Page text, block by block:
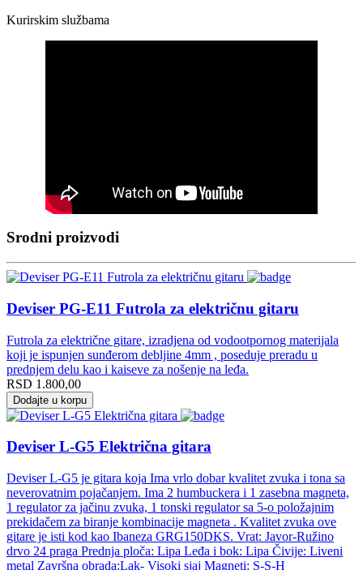
Kurirskim službama
Srodni proizvodi
Deviser PG-E11 Futrola za električnu gitaru
Futrola za električne gitare, izradjena od vodootpornog materijala
koji je ispunjen sunđerom debljine 4mm , poseduje preradu u
prednjem delu kao i kaiseve za nošenje na leđa.
RSD 1.800,00
Dodajte u korpu
Deviser L-G5 Električna gitara
Deviser L-G5 je gitara koja Ima vrlo dobar kvalitet zvuka i tona sa
neverovatnim pojačanjem. Ima 2 humbuckera i 1 zasebna magneta,
1 regulator za jačinu zvuka, 1 tonski regulator sa 5-o položajnim
prekidačem za biranje kombinacije magneta . Kvalitet zvuka ove
gitare je isti kod kao Ibaneza GRG150DKS. Vrat: Javor-Ružino
drvo 24 praga Prednja ploča: Lipa Leđa i bok: Lipa Čivije: Liveni
metal Završna obrada:Lak- Visoki sjaj Magneti: S-S-H